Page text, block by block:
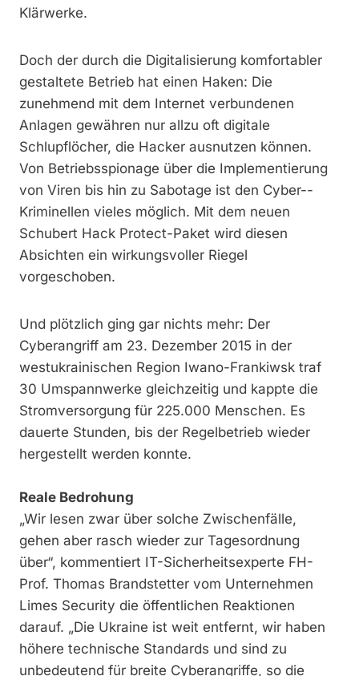
Klärwerke.
Doch der durch die Digitalisierung komfortabler
gestaltete Betrieb hat einen Haken: Die
zunehmend mit dem Internet verbundenen
Anlagen gewähren nur allzu oft digitale
Schlupflöcher, die Hacker ausnutzen können.
Von Betriebsspionage über die Implementierung
von Viren bis hin zu Sabotage ist den Cyber-­
Kriminellen vieles möglich. Mit dem neuen
Schubert Hack Protect-Paket wird diesen
Absichten ein wirkungsvoller Riegel
vorgeschoben.
Und plötzlich ging gar nichts mehr: Der
Cyberangriff am 23. Dezember 2015 in der
westukrainischen Region Iwano-Frankiwsk traf
30 Umspannwerke gleichzeitig und kappte die
Stromversorgung für 225.000 Menschen. Es
dauerte Stunden, bis der Regelbetrieb wieder
hergestellt werden konnte.
Reale Bedrohung
„Wir lesen zwar über solche Zwischenfälle,
gehen aber rasch wieder zur Tagesordnung
über“, kommentiert IT-Sicherheitsexperte FH-
Prof. Thomas Brandstetter vom Unternehmen
Limes Security die öffentlichen Reaktionen
darauf. „Die Ukraine ist weit entfernt, wir haben
höhere technische Standards und sind zu
unbedeutend für breite Cyberangriffe, so die